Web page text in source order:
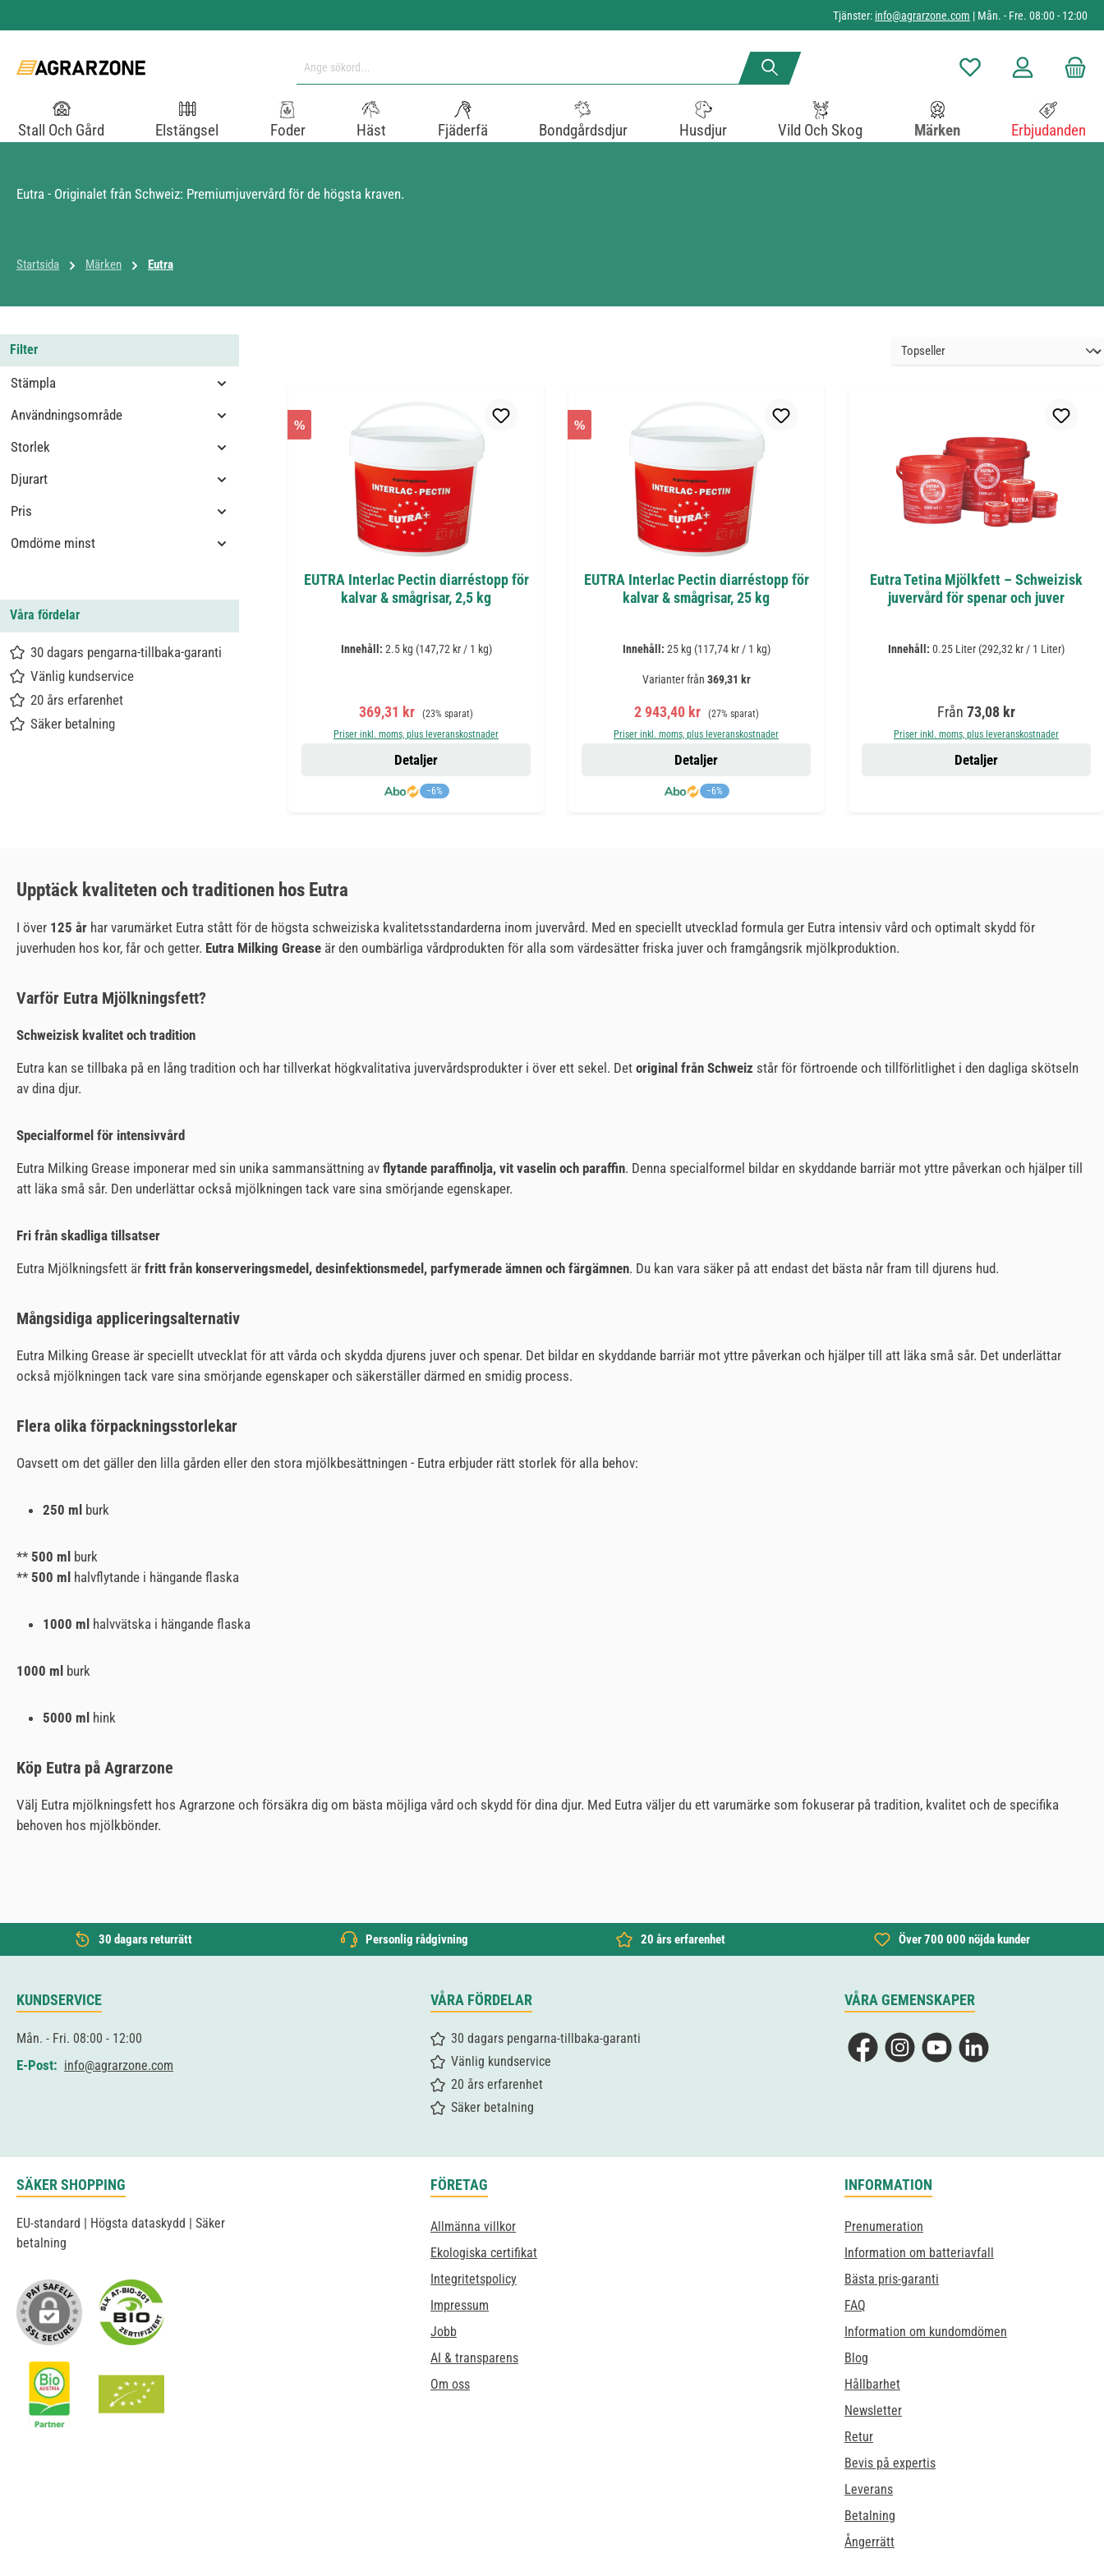
Tjänster: info@agrarzone.com | Mån. - Fre. 08:00 - 12:00
Du har 0 objekt i
Stall Och Gård Elstängsel Foder Häst Fjäderfä Bondgårdsdjur Husdjur Vild Och Skog Märken Erbjudanden
Eutra - Originalet från Schweiz: Premiumjuvervård för de högsta kraven.
Startsida Märken Eutra
Filter
Stämpla
Användningsområde
Storlek
Djurart
Pris
Omdöme minst
Våra fördelar
30 dagars pengarna-tillbaka-garanti
Vänlig kundservice
20 års erfarenhet
Säker betalning
%
EUTRA Interlac Pectin diarréstopp för
kalvar & smågrisar, 2,5 kg
Innehåll: 2.5 kg (147,72 kr / 1 kg)
Försäljningspris:
369,31 kr Ordinarie pris:
(23% sparat)
Priser inkl. moms, plus leveranskostnader
−6%
Detaljer
%
EUTRA Interlac Pectin diarréstopp för
kalvar & smågrisar, 25 kg
Innehåll: 25 kg (117,74 kr / 1 kg)
Varianter från 369,31 kr
Försäljningspris:
2 943,40 kr Ordinarie pris:
(27% sparat)
Priser inkl. moms, plus leveranskostnader
−6%
Detaljer
Eutra Tetina Mjölkfett – Schweizisk
juvervård för spenar och juver
Innehåll: 0.25 Liter (292,32 kr / 1 Liter)
Ordinarie pris:
Från 73,08 kr
Priser inkl. moms, plus leveranskostnader
Detaljer
Upptäck kvaliteten och traditionen hos Eutra
I över 125 år har varumärket Eutra stått för de högsta schweiziska kvalitetsstandarderna inom juvervård. Med en speciellt utvecklad formula ger Eutra intensiv vård och optimalt skydd för
juverhuden hos kor, får och getter. Eutra Milking Grease är den oumbärliga vårdprodukten för alla som värdesätter friska juver och framgångsrik mjölkproduktion.
Varför Eutra Mjölkningsfett?
Schweizisk kvalitet och tradition
Eutra kan se tillbaka på en lång tradition och har tillverkat högkvalitativa juvervårdsprodukter i över ett sekel. Det original från Schweiz står för förtroende och tillförlitlighet i den dagliga skötseln
av dina djur.
Specialformel för intensivvård
Eutra Milking Grease imponerar med sin unika sammansättning av flytande paraffinolja, vit vaselin och paraffin. Denna specialformel bildar en skyddande barriär mot yttre påverkan och hjälper till
att läka små sår. Den underlättar också mjölkningen tack vare sina smörjande egenskaper.
Fri från skadliga tillsatser
Eutra Mjölkningsfett är fritt från konserveringsmedel, desinfektionsmedel, parfymerade ämnen och färgämnen. Du kan vara säker på att endast det bästa når fram till djurens hud.
Mångsidiga appliceringsalternativ
Eutra Milking Grease är speciellt utvecklat för att vårda och skydda djurens juver och spenar. Det bildar en skyddande barriär mot yttre påverkan och hjälper till att läka små sår. Det underlättar
också mjölkningen tack vare sina smörjande egenskaper och säkerställer därmed en smidig process.
Flera olika förpackningsstorlekar
Oavsett om det gäller den lilla gården eller den stora mjölkbesättningen - Eutra erbjuder rätt storlek för alla behov:
250 ml burk
** 500 ml burk
** 500 ml halvflytande i hängande flaska
1000 ml halvvätska i hängande flaska
1000 ml burk
5000 ml hink
Köp Eutra på Agrarzone
Välj Eutra mjölkningsfett hos Agrarzone och försäkra dig om bästa möjliga vård och skydd för dina djur. Med Eutra väljer du ett varumärke som fokuserar på tradition, kvalitet och de specifika
behoven hos mjölkbönder.
30 dagars returrätt Personlig rådgivning 20 års erfarenhet Över 700 000 nöjda kunder
KUNDSERVICE
Mån. - Fri. 08:00 - 12:00
E-Post: info@agrarzone.com
VÅRA FÖRDELAR
30 dagars pengarna-tillbaka-garanti
Vänlig kundservice
20 års erfarenhet
Säker betalning
VÅRA GEMENSKAPER
FacebookInstagramYouTubeLinkedIn
SÄKER SHOPPING
EU-standard | Högsta dataskydd | Säker
betalning
FÖRETAG
Allmänna villkor
Ekologiska certifikat
Integritetspolicy
Impressum
Jobb
AI & transparens
Om oss
INFORMATION
Prenumeration
Information om batteriavfall
Bästa pris-garanti
FAQ
Information om kundomdömen
Blog
Hållbarhet
Newsletter
Retur
Bevis på expertis
Leverans
Betalning
Ångerrätt